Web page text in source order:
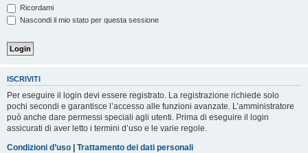
Ricordami
Nascondi il mio stato per questa sessione
ISCRIVITI
Per eseguire il login devi essere registrato. La registrazione richiede solo
pochi secondi e garantisce l’accesso alle funzioni avanzate. L’amministratore
può anche dare permessi speciali agli utenti. Prima di eseguire il login
assicurati di aver letto i termini d’uso e le varie regole.
Condizioni d’uso | Trattamento dei dati personali